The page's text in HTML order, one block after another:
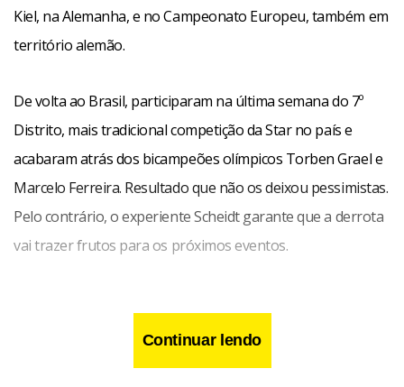
Kiel, na Alemanha, e no Campeonato Europeu, também em
território alemão.
De volta ao Brasil, participaram na última semana do 7º
Distrito, mais tradicional competição da Star no país e
acabaram atrás dos bicampeões olímpicos Torben Grael e
Marcelo Ferreira. Resultado que não os deixou pessimistas.
Pelo contrário, o experiente Scheidt garante que a derrota
vai trazer frutos para os próximos eventos.
Continuar lendo